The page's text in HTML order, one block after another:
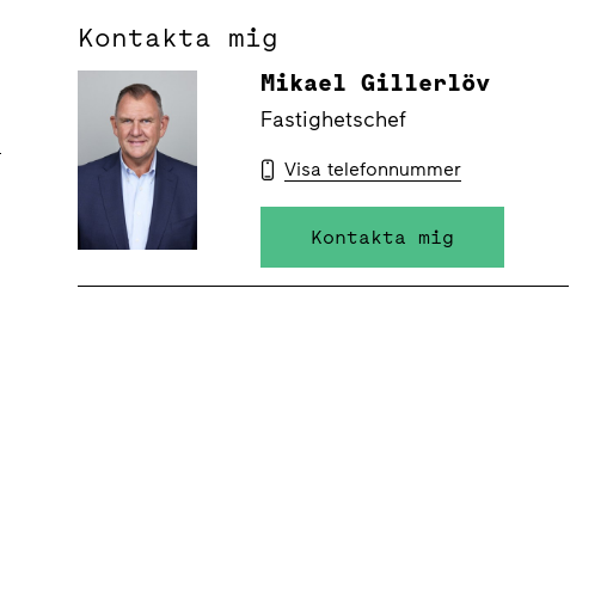
Kontakta mig
Mikael Gillerlöv
Fastighetschef
Visa telefonnummer
Kontakta mig